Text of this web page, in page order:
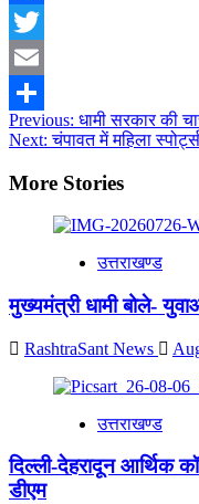
Facebook
Twitter
Email
Share
Post
navigation
Previous: धामी सरकार की
Next:चंपावत में महिला
More Stories
उत्तराखण्ड
मुख्यमंत्री धामी बोले-
RashtraSant News
उत्तराखण्ड
दिल्ली-देहरादून आर्थिक
डीएम